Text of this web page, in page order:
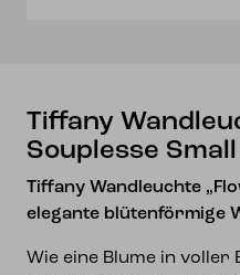
Tiffany
Souplesse Small
Tiffany Wandleuchte
elegante blütenförmige
Wie eine Blume in voller